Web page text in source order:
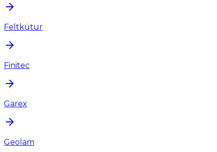
Feltkütur
Finitec
Garex
Geolam